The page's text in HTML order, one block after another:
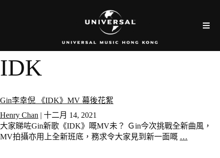
IDK
Gin李幸倪 《IDK》MV 幕後花絮
Henry Chan | 十二月 14, 2021
大家睇咗Gin新歌《IDK》嘅MV未？ Ｇin今次挑戰全新曲風，
MV拍攝亦用上全新班底，務求令大家見到新一面嘅 …